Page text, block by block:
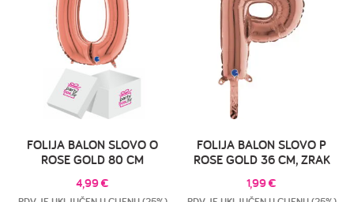
FOLIJA BALON SLOVO O
ROSE GOLD 80 CM
4,99€
FOLIJA BALON SLOVO P
ROSE GOLD 36 CM, ZRAK
1,99€